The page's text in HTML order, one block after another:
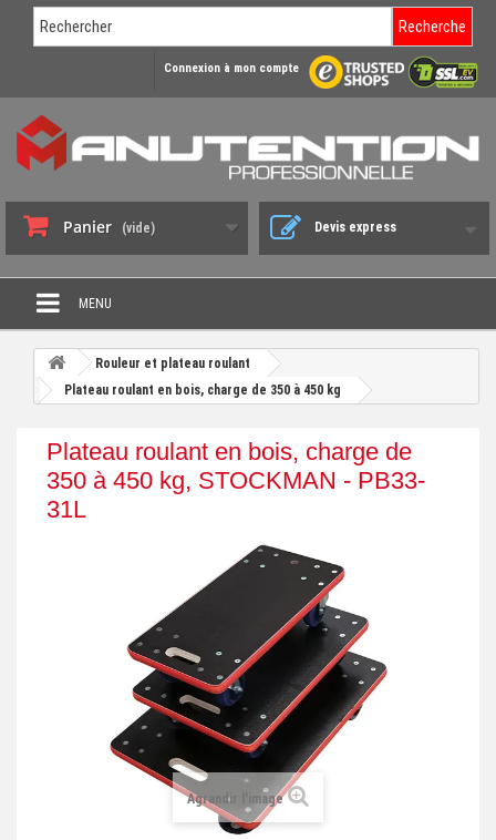
Recherche
Connexion à mon compte
Panier (vide) Devis express
MENU
PROMO DÉSTOCKAGE
CHARIOT DE MANUTENTION
BENNE BASCULANTE
TRANSPALETTE ET PALETTAGE
GERBEUR ET CRIC INDUSTRIEL
ACCESSOIRES ET COMPLÉMENTS
CHOIX PAR USAGE
Rouleur et plateau roulant
Plateau roulant en bois, charge de 350 à 450 kg
Plateau roulant en bois, charge de
350 à 450 kg, STOCKMAN - PB33-
31L
Agrandir l'image